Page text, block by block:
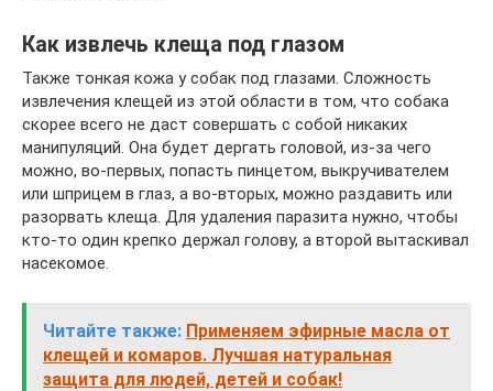
Как извлечь клеща под глазом
Также тонкая кожа у собак под глазами. Сложность
извлечения клещей из этой области в том, что собака
скорее всего не даст совершать с собой никаких
манипуляций. Она будет дергать головой, из-за чего
можно, во-первых, попасть пинцетом, выкручивателем
или шприцем в глаз, а во-вторых, можно раздавить или
разорвать клеща. Для удаления паразита нужно, чтобы
кто-то один крепко держал голову, а второй вытаскивал
насекомое.
Читайте также: Применяем эфирные масла от
клещей и комаров. Лучшая натуральная
защита для людей, детей и собак!